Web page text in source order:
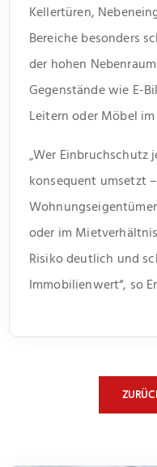
Kellertüren,
Bereiche besonders
der hohen
Gegenstände wie E-
Leitern oder Möbel
„Wer
konsequent umsetzt
oder im
Risiko deutlich und
Immobilienwert“, so